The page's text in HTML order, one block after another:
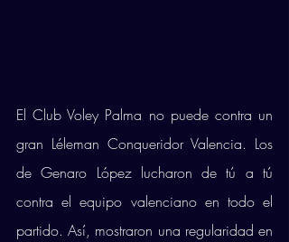
El Club Voley Palma no puede contra un
gran Léleman Conqueridor Valencia. Los
de Genaro López lucharon de tú a tú
contra el equipo valenciano en todo el
partido. Así, mostraron una regularidad en